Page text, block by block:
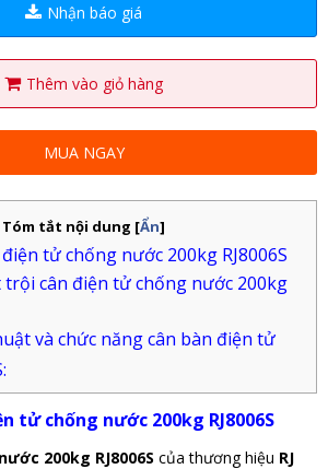
Nhận báo giá
Thêm vào giỏ hàng
MUA NGAY
Tóm tắt nội dung [Ẩn]
tử chống nước 200kg RJ8006S
cân điện tử chống nước 200kg
và chức năng cân bàn điện tử
tử chống nước 200kg RJ8006S
200kg RJ8006S của thương hiệu RJ